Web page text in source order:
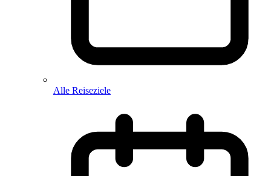
Alle Reiseziele